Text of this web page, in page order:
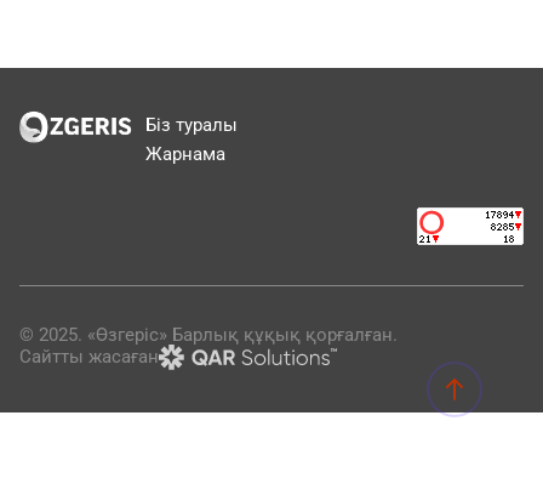
Біз туралы
Жарнама
© 2025. «Өзгеріс» Барлық құқық қорғалған.
Сайтты жасаған